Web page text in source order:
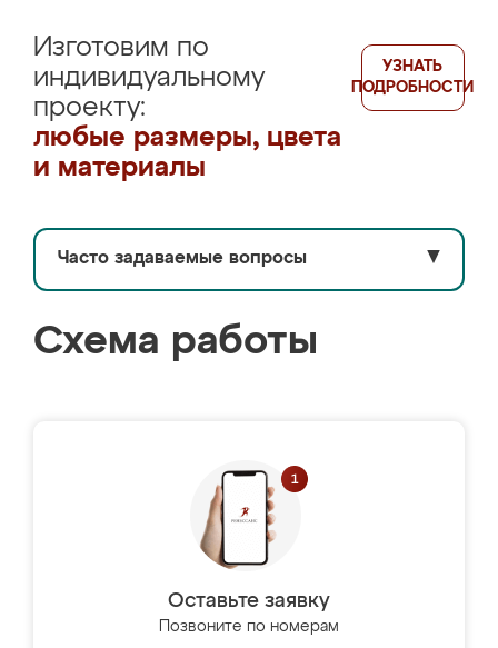
Изготовим по
индивидуальному
проекту:
любые размеры, цвета
и материалы
УЗНАТЬ
ПОДРОБНОСТИ
Часто задаваемые вопросы ▼
Схема работы
Оставьте заявку
Позвоните по номерам